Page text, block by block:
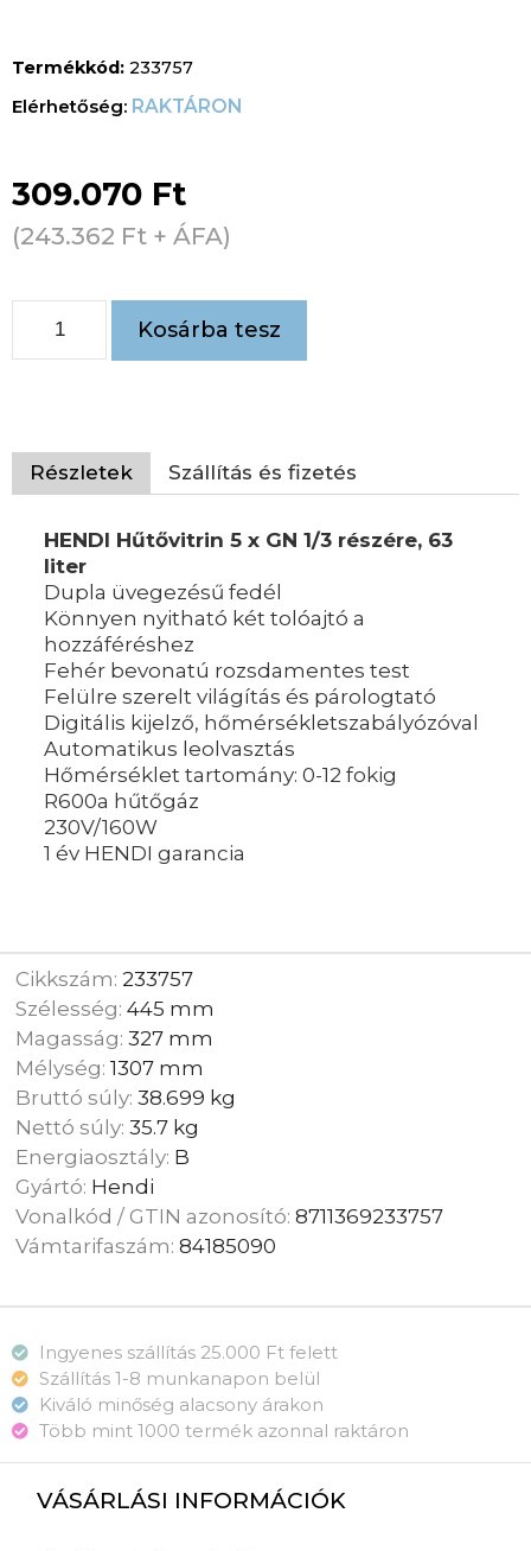
Termékkód: 233757
RAKTÁRON
309.070 Ft
(243.362 Ft + ÁFA)
Kosárba tesz
Részletek Szállítás és fizetés
HENDI Hűtővitrin 5 x GN 1/3 részére, 63
liter
Dupla üvegezésű fedél
Könnyen nyitható két tolóajtó a
hozzáféréshez
Fehér bevonatú rozsdamentes test
Felülre szerelt világítás és párologtató
Digitális kijelző, hőmérsékletszabályózóval
Automatikus leolvasztás
Hőmérséklet tartomány: 0-12 fokig
R600a hűtőgáz
230V/160W
1 év HENDI garancia
Cikkszám: 233757
Szélesség:445 mm
Magasság:327 mm
Mélység:1307 mm
Bruttó súly:38.699 kg
Nettó súly:35.7 kg
Energiaosztály: B
Gyártó: Hendi
Vonalkód / GTIN azonosító:8711369233757
Vámtarifaszám:84185090
Ingyenes szállítás 25.000 Ft felett
Szállítás 1-8 munkanapon belül
Kiváló minőség alacsony árakon
Több mint 1000 termék azonnal raktáron
VÁSÁRLÁSI INFORMÁCIÓK